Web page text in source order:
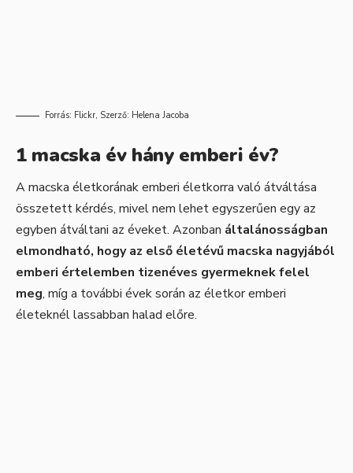
Forrás: Flickr, Szerző: Helena Jacoba
1 macska év hány emberi év?
A macska életkorának emberi életkorra való átváltása
összetett kérdés, mivel nem lehet egyszerűen egy az
egyben átváltani az éveket. Azonban általánosságban
elmondható, hogy az első életévű macska nagyjából
emberi értelemben tizenéves gyermeknek felel
meg, míg a további évek során az életkor emberi
életeknél lassabban halad előre.